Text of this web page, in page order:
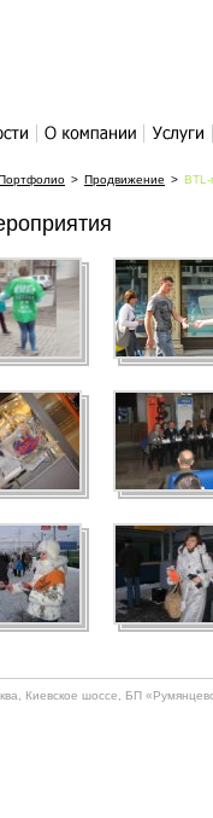
> Продвижение > BTL-
Киевское шоссе, БП